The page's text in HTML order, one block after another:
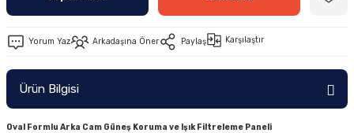
Yorum Yaz Arkadaşına Öner Paylaş Karşılaştır
Ürün Bilgisi
Oval Formlu Arka Cam Güneş Koruma ve Işık Filtreleme Paneli